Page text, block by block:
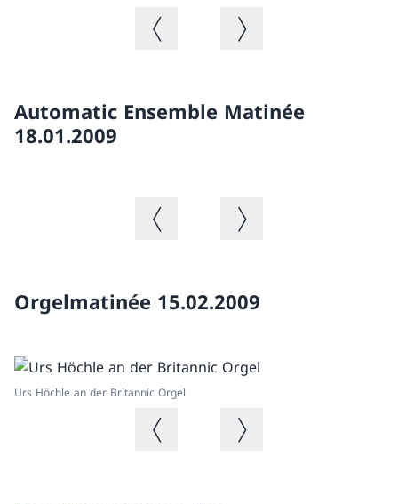
Immagine precedenteImmagine successiva
Automatic Ensemble Matinée
18.01.2009
Immagine precedenteImmagine successiva
Orgelmatinée 15.02.2009
Urs Höchle an der Britannic Orgel
Immagine precedenteImmagine successiva